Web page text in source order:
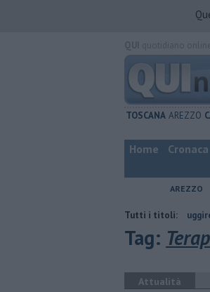
TOSCANA AREZZO
Home Cronaca
AREZZO
Tutti i titoli:
Nascosta in un bar per sfuggire alla
Tag:
Attualità